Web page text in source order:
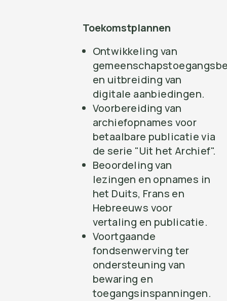
Toekomstplannen
Ontwikkeling van
en uitbreiding van
digitale aanbiedingen.
Voorbereiding van
archiefopnames voor
betaalbare publicatie via
de serie "Uit het Archief".
Beoordeling van
lezingen en opnames in
het Duits, Frans en
Hebreeuws voor
vertaling en publicatie.
Voortgaande
fondsenwerving ter
ondersteuning van
bewaring en
toegangsinspanningen.